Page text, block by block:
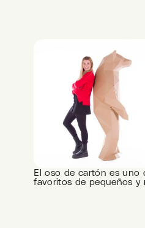
El oso de cartón es uno
favoritos de pequeños y